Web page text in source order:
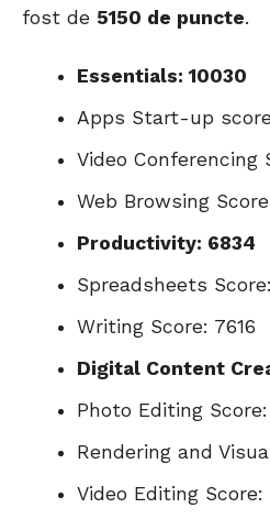
fost de 5150 de puncte.
Essentials: 10030
Apps Start-up
Video Conferencing
Web Browsing
Productivity: 6834
Spreadsheets
Writing Score: 7616
Digital Content
Photo Editing Score:
Rendering and
Video Editing Score: